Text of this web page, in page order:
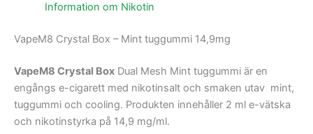
Information om Nikotin
VapeM8 Crystal Box – Mint tuggummi 14,9mg
VapeM8 Crystal Box Dual Mesh Mint tuggummi är en
engångs e-cigarett med nikotinsalt och smaken utav mint,
tuggummi och cooling. Produkten innehåller 2 ml e-vätska
och nikotinstyrka på 14,9 mg/ml.